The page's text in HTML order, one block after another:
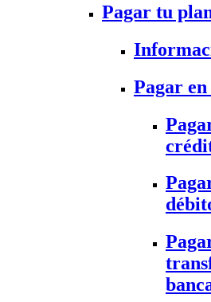
Pagar tu
Pagar